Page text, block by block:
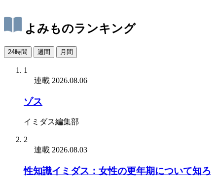
よみものランキング
24時間 週間 月間
1
連載 2026.08.06
ゾス
イミダス編集部
2
連載 2026.08.03
性知識イミダス：女性の更年期について知ろ